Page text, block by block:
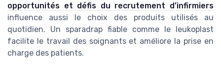
opportunités et défis du recrutement d’infirmiers
influence aussi le choix des produits utilisés au
quotidien. Un sparadrap fiable comme le leukoplast
facilite le travail des soignants et améliore la prise en
charge des patients.